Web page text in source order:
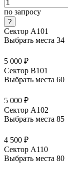
по запросу
Сектор А101
Выбрать места 34
5 000 ₽
Сектор В101
Выбрать места 60
5 000 ₽
Сектор А102
Выбрать места 85
4 500 ₽
Сектор А110
Выбрать места 80